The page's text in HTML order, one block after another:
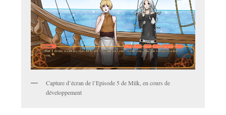
Capture d’écran de l’Episode 5 de Milk, en cours de
développement